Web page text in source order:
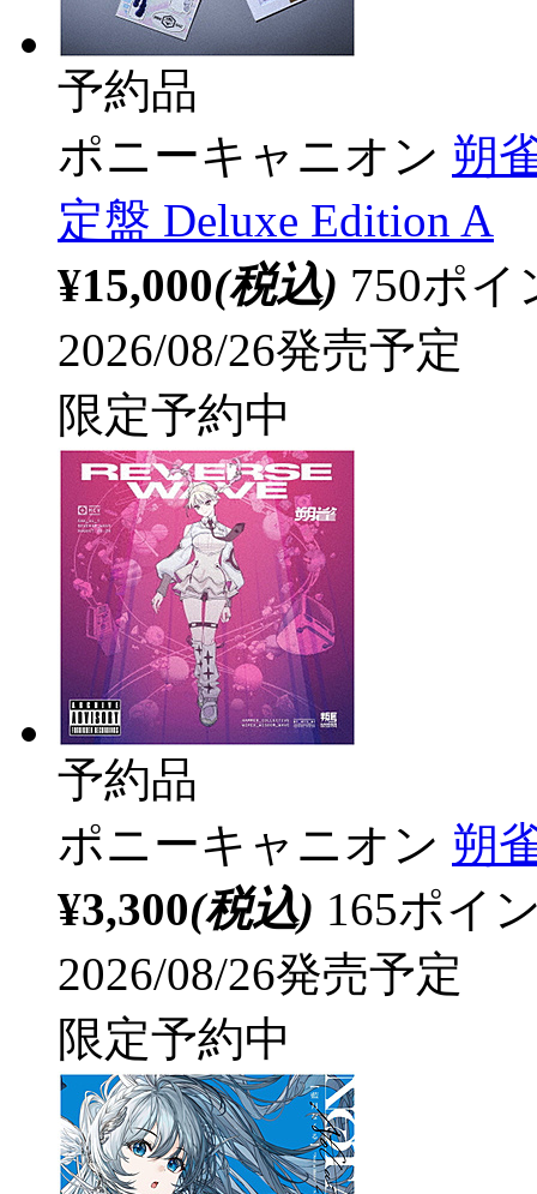
予約品
ポニーキャニオン 朔
定盤 Deluxe Edition A
¥15,000(税込) 750ポ
2026/08/26発売予定
限定予約中
予約品
ポニーキャニオン 朔
¥3,300(税込) 165ポイ
2026/08/26発売予定
限定予約中